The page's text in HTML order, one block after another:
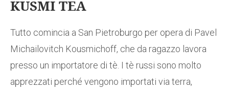
KUSMI TEA
Tutto comincia a San Pietroburgo per opera di Pavel
Michailovitch Kousmichoff, che da ragazzo lavora
presso un importatore di tè. I tè russi sono molto
apprezzati perché vengono importati via terra,